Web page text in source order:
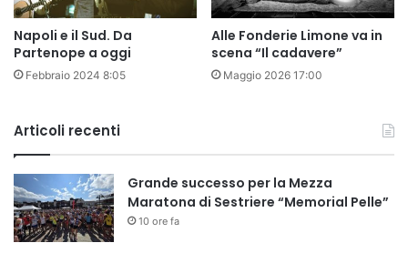
Napoli e il Sud. Da
Partenope a oggi
Febbraio 2024 8:05
Alle Fonderie Limone va in
scena “Il cadavere”
Maggio 2026 17:00
Articoli recenti
Grande successo per la Mezza
Maratona di Sestriere “Memorial Pelle”
10 ore fa